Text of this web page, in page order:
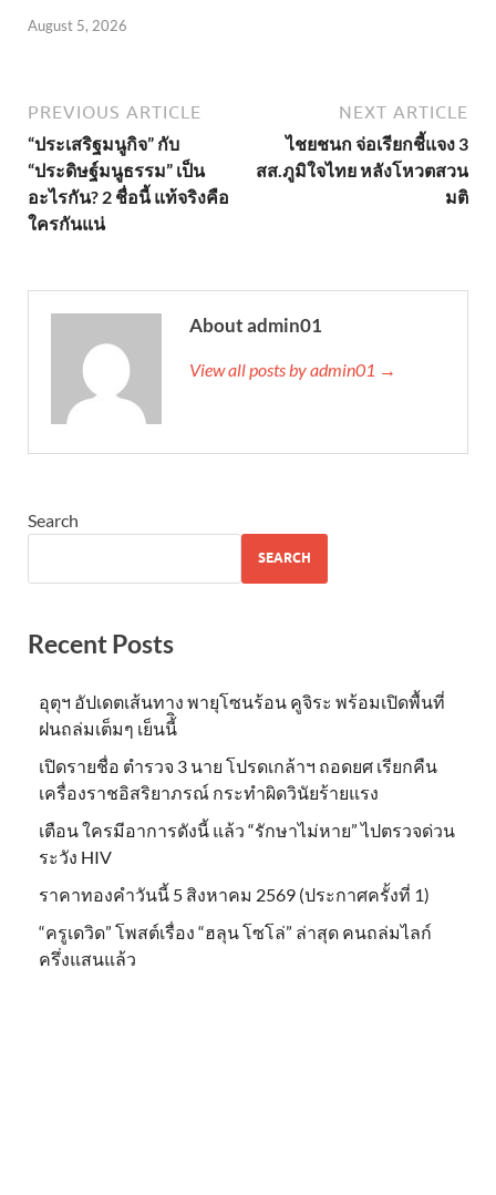
August 5, 2026
PREVIOUS ARTICLE
“ประเสริฐมนูกิจ” กับ
“ประดิษฐ์มนูธรรม” เป็น
อะไรกัน? 2 ชื่อนี้ แท้จริงคือ
ใครกันแน่
NEXT ARTICLE
ไชยชนก จ่อเรียกชี้แจง 3
สส.ภูมิใจไทย หลังโหวตสวน
มติ
About admin01
View all posts by admin01 →
Search
SEARCH
Recent Posts
อุตุฯ อัปเดตเส้นทาง พายุโซนร้อน คูจิระ พร้อมเปิดพื้นที่
ฝนถล่มเต็มๆ เย็นนี้ิ
เปิดรายชื่อ ตำรวจ 3 นาย โปรดเกล้าฯ ถอดยศ เรียกคืน
เครื่องราชอิสริยาภรณ์ กระทำผิดวินัยร้ายแรง
เตือน ใครมีอาการดังนี้ แล้ว “รักษาไม่หาย” ไปตรวจด่วน
ระวัง HIV
ราคาทองคำวันนี้ 5 สิงหาคม 2569 (ประกาศครั้งที่ 1)
“ครูเดวิด” โพสต์เรื่อง “ฮลุน โซโล่” ล่าสุด คนถล่มไลก์
ครึ่งแสนแล้ว